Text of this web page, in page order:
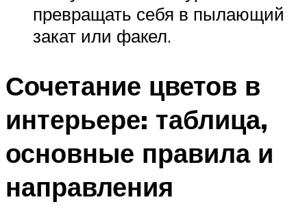
превращать себя в пылающий
закат или факел.
Сочетание цветов в
интерьере: таблица,
основные правила и
направления